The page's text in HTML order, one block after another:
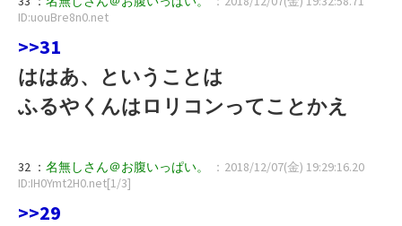
ID:uouBre8n0.net
>>31
ははあ、ということは
ふるやくんはロリコンってことかえ
32 ： 名無しさん＠お腹いっぱい。
：2018/12/07(金) 19:29:16.20
ID:IH0Ymt2H0.net[1/3]
>>29